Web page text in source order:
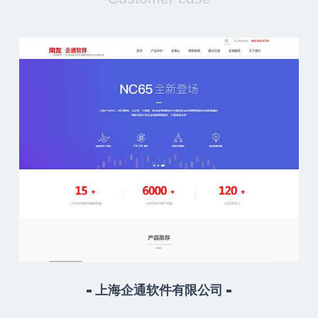
上海企通软件有限公司